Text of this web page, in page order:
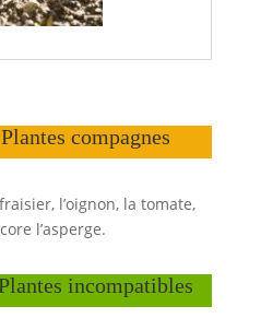
compagnes
l’oignon, la tomate,
l’asperge.
incompatibles